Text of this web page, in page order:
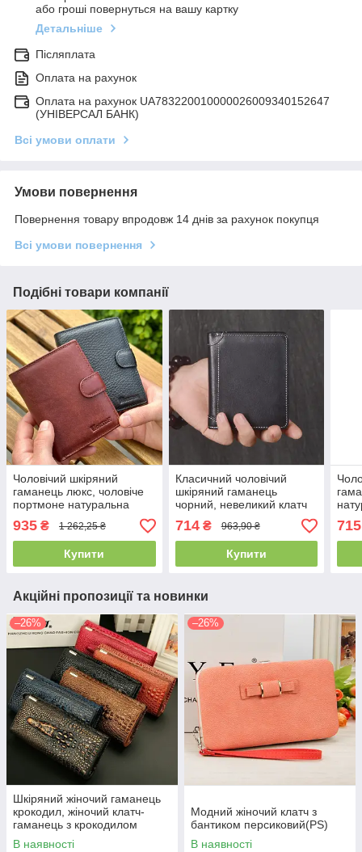
або гроші повернуться на вашу картку
Детальніше
Післяплата
Оплата на рахунок
Оплата на рахунок UA783220010000026009340152647
(УНІВЕРСАЛ БАНК)
Всі умови оплати
Умови повернення
Повернення товару впродовж 14 днів за рахунок покупця
Всі умови повернення
Подібні товари компанії
Чоловічий шкіряний
гаманець люкс, чоловіче
портмоне натуральна
шкіра HORTON 301B
935 ₴ 1 262,25 ₴
Купити
Класичний чоловічий
шкіряний гаманець
чорний, невеликий клатч
портмоне з натуральної
шкіри коричневий(PS)
714₴ 963,90 ₴
Купити
715
Акційні пропозиції та новинки
–26%
Шкіряний жіночий гаманець
крокодил, жіночий клатч-
гаманець з крокодилом
натуральна шкіра(PS)
В наявності
–26%
Модний жіночий клатч з
бантиком персиковий(PS)
В наявності